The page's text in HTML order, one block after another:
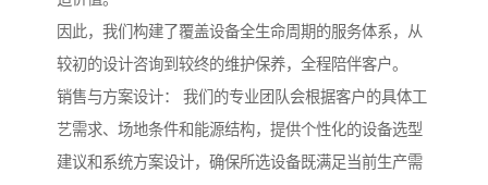
因此，我们构建了覆盖设备全生命周期的服务体系，从
较初的设计咨询到较终的维护保养，全程陪伴客户。
销售与方案设计： 我们的专业团队会根据客户的具体工
艺需求、场地条件和能源结构，提供个性化的设备选型
建议和系统方案设计，确保所选设备既满足当前生产需